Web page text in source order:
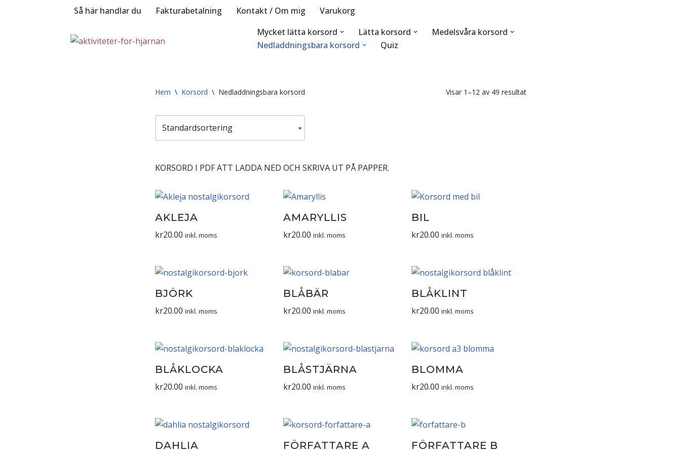
Så här handlar du Fakturabetalning Kontakt / Om mig
Varukorg
Mycket lätta korsord
Lätta korsord
Medelsvåra korsord
Nedladdningsbara korsord
Quiz
Hem \ Korsord \ Nedladdningsbara korsord Visar 1–12 av 49 resultat
KORSORD I PDF ATT LADDA NED OCH SKRIVA UT PÅ PAPPER.
AKLEJA
kr20.00 inkl. moms
AMARYLLIS
kr20.00 inkl. moms
BIL
kr20.00 inkl. moms
BJÖRK
kr20.00 inkl. moms
BLÅBÄR
kr20.00 inkl. moms
BLÅKLINT
kr20.00 inkl. moms
BLÅKLOCKA
kr20.00 inkl. moms
BLÅSTJÄRNA
kr20.00 inkl. moms
BLOMMA
kr20.00 inkl. moms
DAHLIA FÖRFATTARE A FÖRFATTARE B